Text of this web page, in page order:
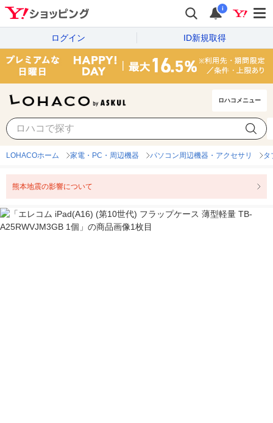
i
ログイン ID新規取得
ロハコメニュー
LOHACOホーム 家電・PC・周辺機器 パソコン周辺機器・アクセサリ タ
熊本地震の影響について